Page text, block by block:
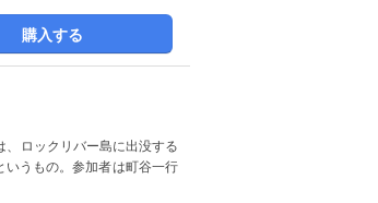
購入する
、ロックリバー島に出没する
うもの。参加者は町谷一行